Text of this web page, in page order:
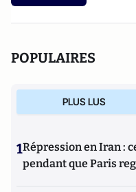
POPULAIRES
PLUS LUS
1Répression en Iran :
pendant que Paris